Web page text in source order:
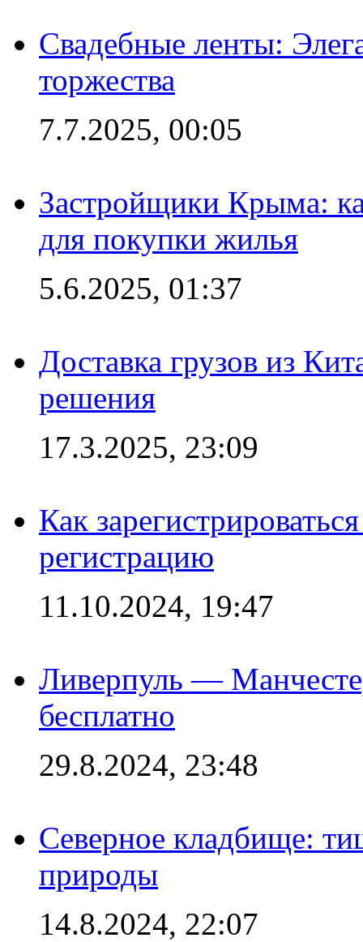
Свадебные ленты:
торжества
7.7.2025, 00:05
Застройщики Крыма:
для покупки жилья
5.6.2025, 01:37
Доставка грузов из
решения
17.3.2025, 23:09
Как
регистрацию
11.10.2024, 19:47
Ливерпуль —
бесплатно
29.8.2024, 23:48
Северное кладбище:
природы
14.8.2024, 22:07